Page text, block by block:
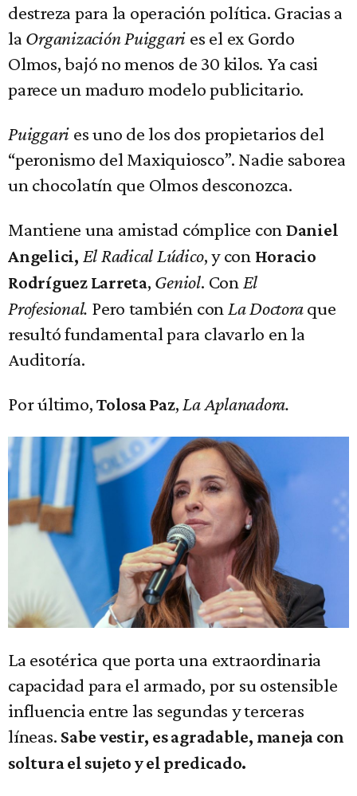
destreza para la operación política. Gracias a
la Organización Puiggari es el ex Gordo
Olmos, bajó no menos de 30 kilos. Ya casi
parece un maduro modelo publicitario.
Puiggari es uno de los dos propietarios del
“peronismo del Maxiquiosco”. Nadie saborea
un chocolatín que Olmos desconozca.
Mantiene una amistad cómplice con Daniel
Angelici, El Radical Lúdico, y con Horacio
Rodríguez Larreta, Geniol. Con El
Profesional. Pero también con La Doctoraque
resultó fundamental para clavarlo en la
Auditoría.
Por último,Tolosa Paz, La Aplanadora.
La esotérica que porta una extraordinaria
capacidad para el armado, por su ostensible
influencia entre las segundas y terceras
líneas. Sabe vestir, es agradable, maneja con
soltura el sujeto y el predicado.